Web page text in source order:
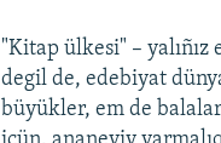
"Kitap ülkesi" –
degil de, edebiyat
büyükler, em de balalar